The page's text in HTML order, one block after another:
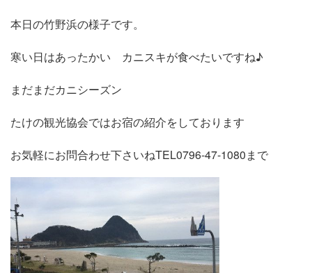
本日の竹野浜の様子です。
寒い日はあったかい カニスキが食べたいですね♪
まだまだカニシーズン
たけの観光協会ではお宿の紹介をしております
お気軽にお問合わせ下さいねTEL0796-47-1080まで